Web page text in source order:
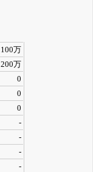
100万
200万
0
0
0
-
-
-
-